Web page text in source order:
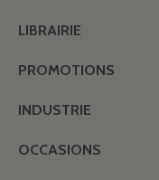
LIBRAIRIE
PROMOTIONS
INDUSTRIE
OCCASIONS